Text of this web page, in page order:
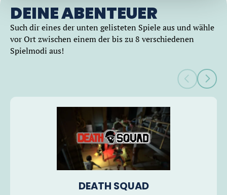
DEINE ABENTEUER
Such dir eines der unten gelisteten Spiele aus und wähle
vor Ort zwischen einem der bis zu 8 verschiedenen
Spielmodi aus!
DEATH SQUAD